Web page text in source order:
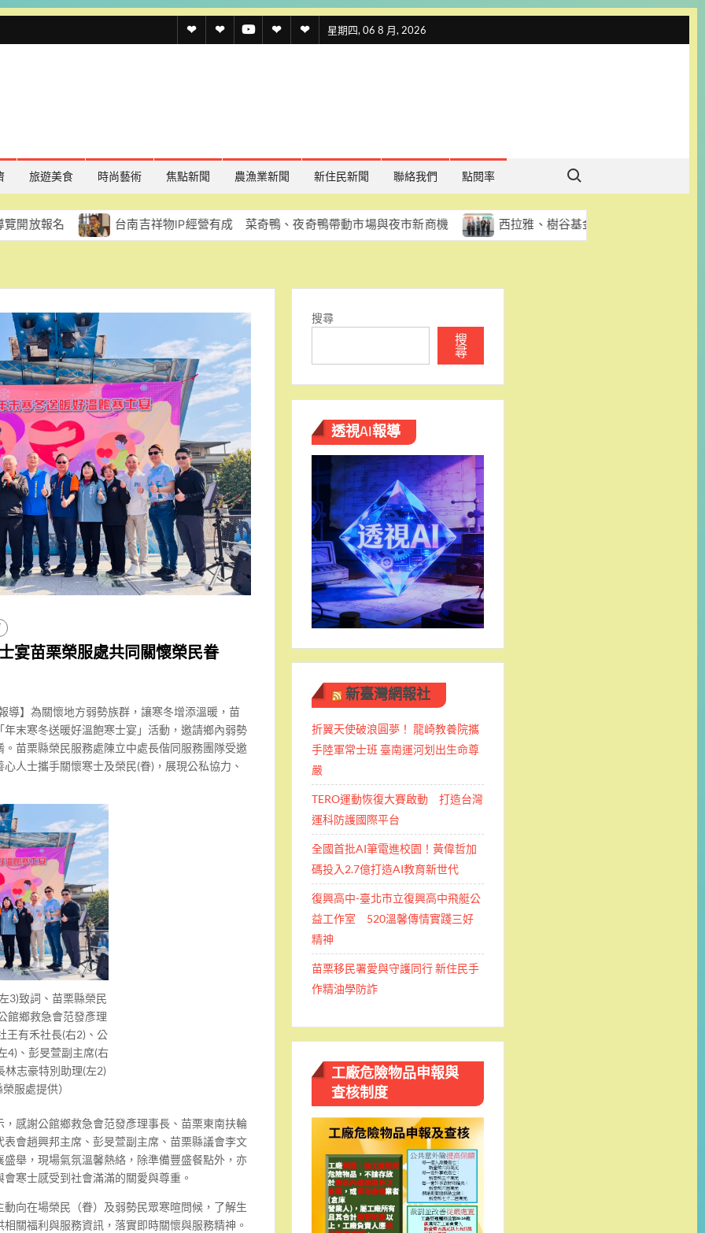
星期四, 06 8 月, 2026
透 透
名
透 聯 官
旅遊美食 時尚藝術 焦點新聞 農漁業新聞 新住民新聞 聯絡我們 點閱率
Search for:
台南吉祥物IP經營有成 菜奇鴨、夜奇鴨帶動市場與夜市新商機 西拉雅、樹谷基金會及善糧不二獲國家環境教育
宴苗栗榮服處共同關懷榮民眷
導】 為關懷地方弱勢族群，讓寒冬增添溫暖，苗
末寒冬送暖好溫飽寒士宴」活動，邀請鄉內弱勢
苗栗縣榮民服務處陳立中處長偕同服務團隊受邀
人士攜手關懷寒士及榮民(眷)，展現公私協力、
3)致詞、苗栗縣榮民
館鄉救急會范發彥理
王有禾社長(右2)、公
4)、彭旻萱副主席(右
林志豪特別助理(左2)
服處提供）
感謝公館鄉救急會范發彥理事長、苗栗東南扶輪
會趙興邦主席、彭旻萱副主席、苗栗縣議會李文
舉，現場氣氛溫馨熱絡，除準備豐盛餐點外，亦
寒士感受到社會滿滿的關愛與尊重。
向在場榮民（眷）及弱勢民眾寒暄問候，了解生
關福利與服務資訊，落實即時關懷與服務精神。
搜尋
搜
尋
透視AI報導
新臺灣網報社
折翼天使破浪圓夢！ 龍崎教養院攜
手陸軍常士班 ​臺南運河划出生命尊
嚴
TERO運動恢復大賽啟動 打造台灣
運科防護國際平台
全國首批AI筆電進校園！黃偉哲加
碼投入2.7億打造AI教育新世代
復興高中-臺北市立復興高中飛艇公
益工作室 520溫馨傳情實踐三好
精神
苗栗移民署愛與守護同行 新住民手
作精油學防詐
工廠危險物品申報與
查核制度